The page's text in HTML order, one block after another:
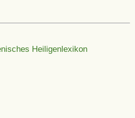
Heiligenlexikon